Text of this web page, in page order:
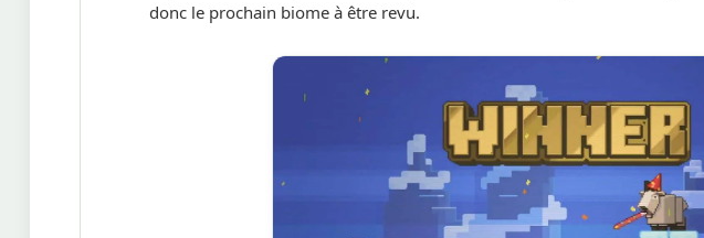
donc le prochain biome à être revu.